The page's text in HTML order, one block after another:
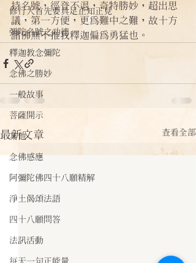
修行人首先要具足正知正見
彌陀名號之功德
釋迦教念彌陀
念佛之勝妙
一般故事
菩薩開示
其他
念佛感應
阿彌陀佛四十八願精解
淨土偈頌法語
四十八願問答
法訊活動
每天一句正能量
持名號，徑登不退，奇特勝妙，超出思
議，第一方便，更為難中之難，故十方
諸佛無不推我釋迦偏為勇猛也。
最新文章 查看全部